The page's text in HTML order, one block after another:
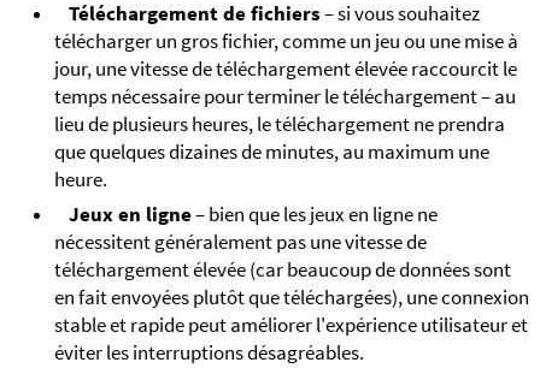
Téléchargement de fichiers– si vous souhaitez
télécharger un gros fichier, comme un jeu ou une mise à
jour, une vitesse de téléchargement élevée raccourcit le
temps nécessaire pour terminer le téléchargement – au
lieu de plusieurs heures, le téléchargement ne prendra
que quelques dizaines de minutes, au maximum une
heure.
Jeux en ligne– bien que les jeux en ligne ne
nécessitent généralement pas une vitesse de
téléchargement élevée (car beaucoup de données sont
en fait envoyées plutôt que téléchargées), une connexion
stable et rapide peut améliorer l'expérience utilisateur et
éviter les interruptions désagréables.